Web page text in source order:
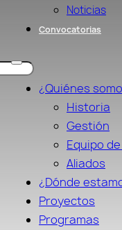
Noticias
Convocatorias
¿Quiénes
Historia
Gestión
Equipo
Aliados
¿Dónde
Proyectos
Programas